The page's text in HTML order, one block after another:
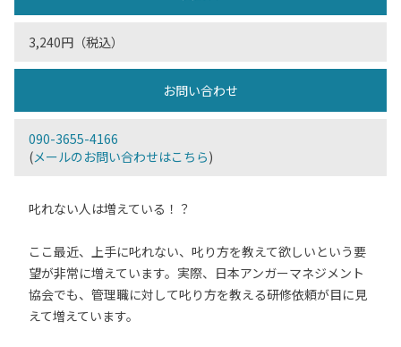
3,240円（税込）
お問い合わせ
090-3655-4166
(メールのお問い合わせはこちら)
叱れない人は増えている！？
ここ最近、上手に叱れない、叱り方を教えて欲しいという要
望が非常に増えています。実際、日本アンガーマネジメント
協会でも、管理職に対して叱り方を教える研修依頼が目に見
えて増えています。